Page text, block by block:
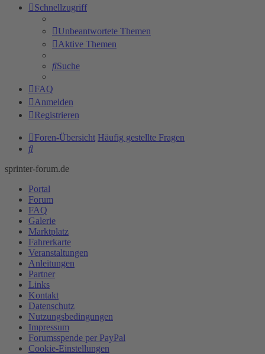
Schnellzugriff
Unbeantwortete Themen
Aktive Themen
Suche
FAQ
Anmelden
Registrieren
Foren-Übersicht Häufig gestellte Fragen
Suche
sprinter-forum.de
Portal
Forum
FAQ
Galerie
Marktplatz
Fahrerkarte
Veranstaltungen
Anleitungen
Partner
Links
Kontakt
Datenschutz
Nutzungsbedingungen
Impressum
Forumsspende per PayPal
Cookie-Einstellungen